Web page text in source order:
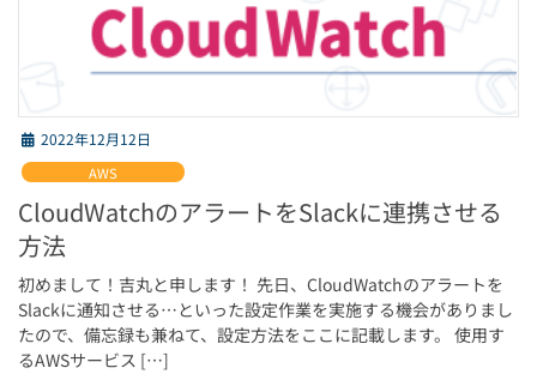
2022年12月12日
AWS
CloudWatchのアラートをSlackに連携させる
方法
初めまして！吉丸と申します！ 先日、CloudWatchのアラートを
Slackに通知させる…といった設定作業を実施する機会がありまし
たので、備忘録も兼ねて、設定方法をここに記載します。 使用す
るAWSサービス […]